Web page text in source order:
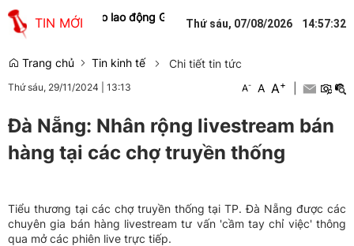
TIN MỚI
việc làm cho lao động Gia Lai Người phụ nữ ở Hưng Yên suýt
Thứ sáu, 07/08/2026 14:57:33
Trang chủ Tin kinh tế Chi tiết tin tức
Thứ sáu, 29/11/2024 13:13 A- A A+
Đà Nẵng: Nhân rộng livestream bán
hàng tại các chợ truyền thống
Tiểu thương tại các chợ truyền thống tại TP. Đà Nẵng được các
chuyên gia bán hàng livestream tư vấn 'cầm tay chỉ việc' thông
qua mở các phiên live trực tiếp.